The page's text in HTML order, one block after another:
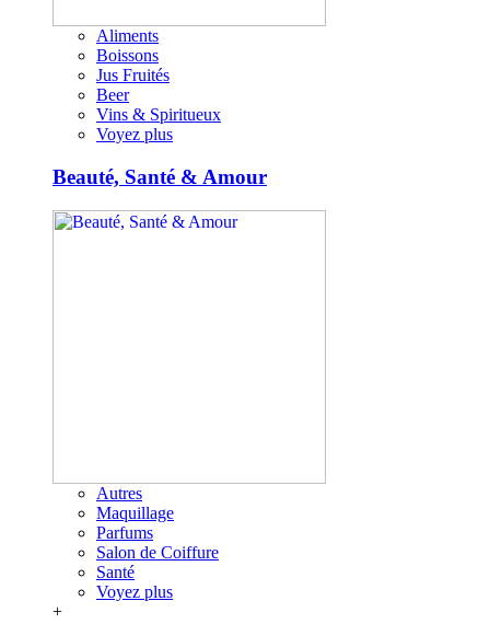
Aliments
Boissons
Jus Fruités
Beer
Vins & Spiritueux
Voyez plus
Beauté, Santé & Amour
Autres
Maquillage
Parfums
Salon de Coiffure
Santé
Voyez plus
+